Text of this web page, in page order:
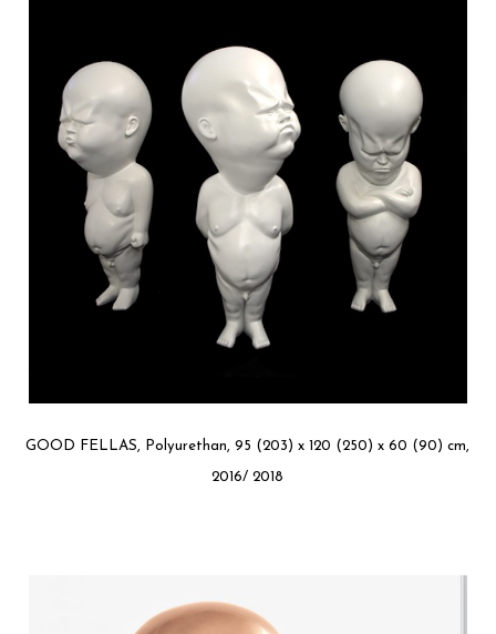
GOOD FELLAS, Polyurethan, 95 (203) x 120 (250) x 60 (90) cm,
2016/ 2018